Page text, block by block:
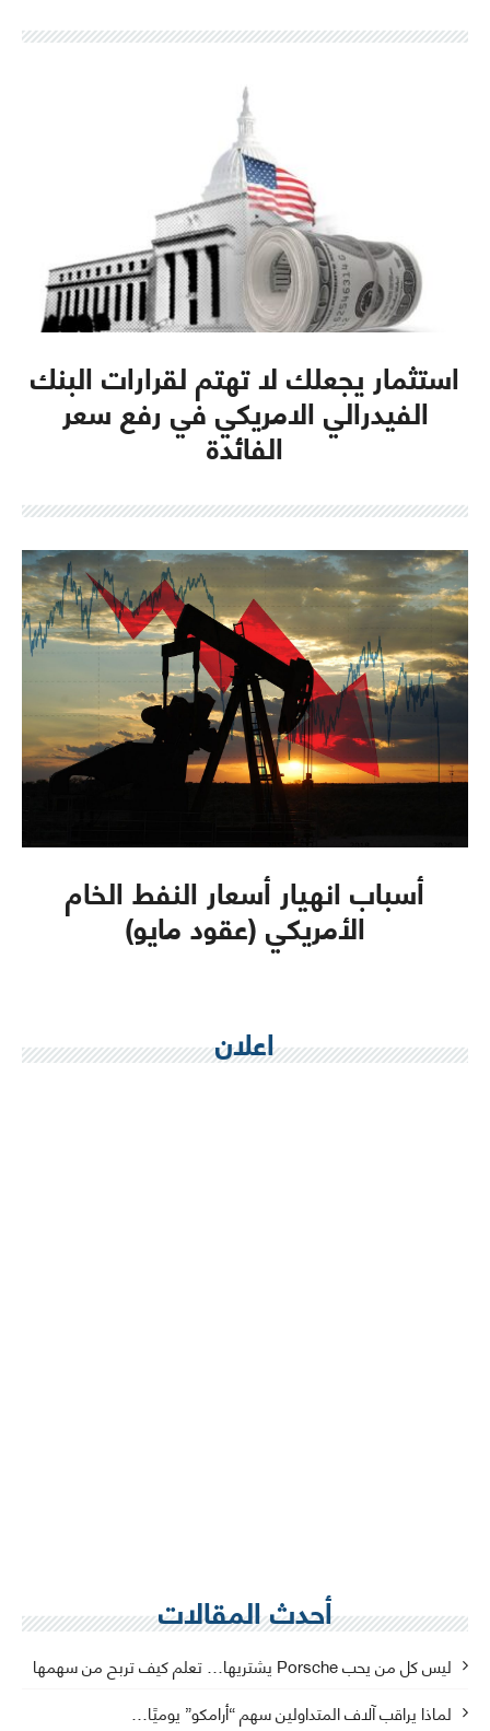
استثمار يجعلك لا تهتم لقرارات البنك
الفيدرالي الامريكي في رفع سعر
الفائدة
أسباب انهيار أسعار النفط الخام
الأمريكي (عقود مايو)
اعلان
أحدث المقالات
ليس كل من يحب Porsche يشتريها… تعلم كيف تربح من سهمها
لماذا يراقب آلاف المتداولين سهم “أرامكو” يوميًا…